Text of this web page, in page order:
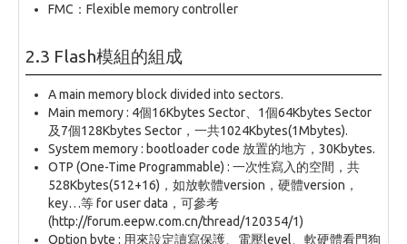
FMC：Flexible memory controller
2.3 Flash模組的組成
A main memory block divided into sectors.
Main memory : 4個16Kbytes Sector、1個64Kbytes Sector
及7個128Kbytes Sector，一共1024Kbytes(1Mbytes).
System memory : bootloader code 放置的地方，30Kbytes.
OTP (One-Time Programmable) : 一次性寫入的空間，共
528Kbytes(512+16)，如放軟體version，硬體version，
key…等 for user data，可參考
(http://forum.eepw.com.cn/thread/120354/1)
Option byte : 用來設定讀寫保護、電壓level、軟硬體看門狗